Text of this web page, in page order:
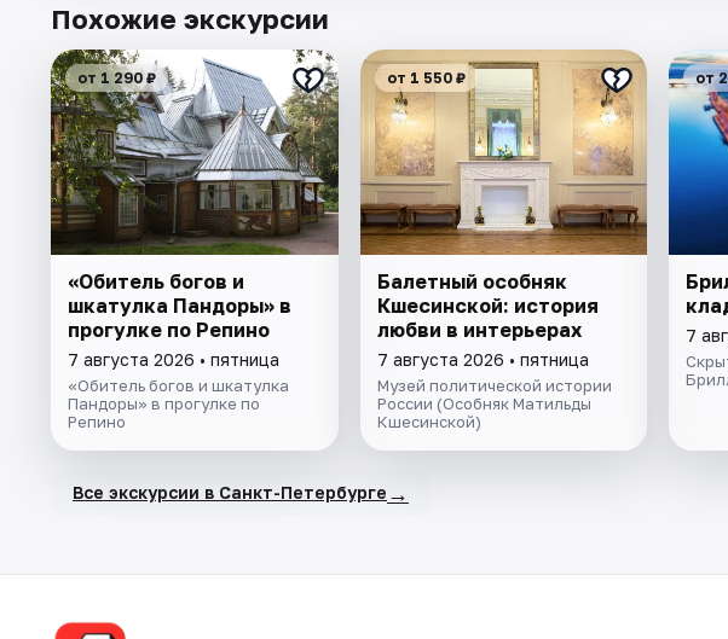
Похожие экскурсии
от 1 290 ₽
«Обитель богов и
шкатулка Пандоры» в
прогулке по Репино
7 августа 2026 • пятница
«Обитель богов и шкатулка
Пандоры» в прогулке по
Репино
от 1 550 ₽
Балетный особняк
Кшесинской: история
любви в интерьерах
7 августа 2026 • пятница
Музей политической истории
России (Особняк Матильды
Кшесинской)
от
7
Все экскурсии в Санкт-Петербурге →